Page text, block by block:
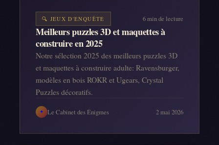
🔍 JEUX D'ENQUÊTE 6min de lecture
Meilleurs puzzles 3D et maquettes à
construire en 2025
Notre sélection 2025 des meilleurs puzzles 3D
et maquettes à construire adulte: Ravensburger,
modèles en bois ROKR et Ugears, Crystal
Puzzles décoratifs.
✦ Le Cabinet des Énigmes 2 mai 2026